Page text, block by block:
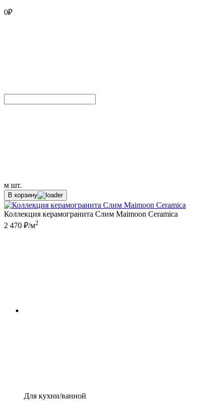
0₽
м шт.
В корзину
Коллекция керамогранита Слим Maimoon Ceramica
2 470 ₽/м2
Для кухни/ванной